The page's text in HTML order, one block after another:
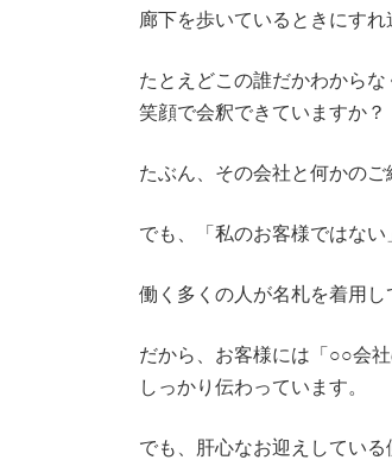
廊下を歩いているときにすれ
たとえどこの誰だかわからな
笑顔で会釈できていますか？
たぶん、その会社と何かのご
でも、「私のお客様ではない
働く多くの人が名札を着用し
だから、お客様には「○○会
しっかり伝わっています。
でも、肝心なお迎えしている